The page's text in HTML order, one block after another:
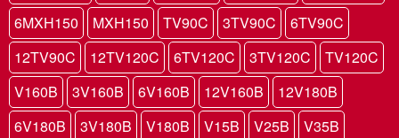
6MXH150
MXH150 TV90C 3TV90C
6TV90C
12TV90C
12TV120C 6TV120C 3TV120C
TV120C
V160B
3V160B 6V160B 12V160B
12V180B
6V180B
3V180B V180B V15B V25B
V35B